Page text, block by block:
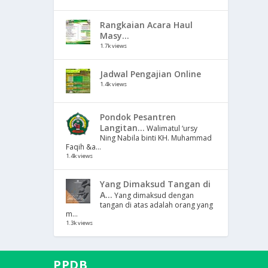
Rangkaian Acara Haul
Masy...
1.7k views
Jadwal Pengajian Online
1.4k views
Pondok Pesantren
Langitan... Walimatul ‘ursy
Ning Nabila binti KH. Muhammad
Faqih &a...
1.4k views
Yang Dimaksud Tangan di
A... Yang dimaksud dengan
tangan di atas adalah orang yang
m...
1.3k views
PPDB